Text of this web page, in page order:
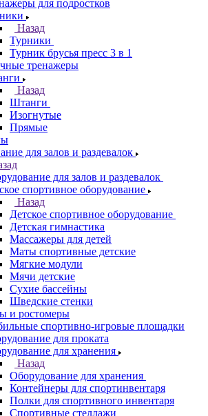
для подростков
Назад
Турники
Турник брусья пресс 3 в 1
тренажеры
Назад
Штанги
Изогнутые
Прямые
для залов и раздевалок
для залов и раздевалок
спортивное оборудование
Назад
Детское спортивное оборудование
Детская гимнастика
Массажеры для детей
Маты спортивные детские
Мягкие модули
Мячи детские
Сухие бассейны
Шведские стенки
и ростомеры
спортивно-игровые площадки
для проката
для хранения
Назад
Оборудование для хранения
Контейнеры для спортинвентаря
Полки для спортивного инвентаря
Спортивные стеллажи